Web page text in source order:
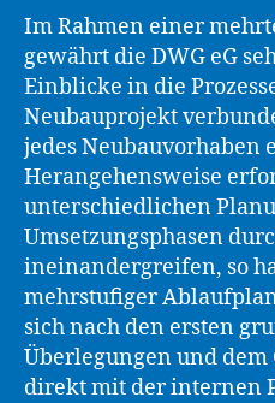
Im Rahmen einer
gewährt die DWG eG
Einblicke in die
Neubauprojekt
jedes
Herangehensweise
unterschiedlichen
Umsetzungsphasen
ineinandergreifen, so
mehrstufiger
sich nach den ersten
Überlegungen und
direkt mit der internen